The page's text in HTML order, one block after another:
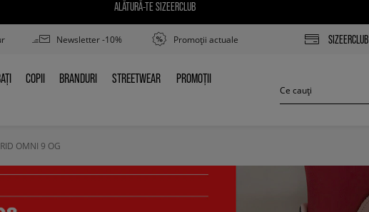
ALĂTURĂ-TE SIZEERCLUB
Newsletter -10% Promoții actuale SIZEERCLUB
COPII
COPII BRANDURI
BRANDURI STREETWEAR
STREETWEAR PROMOȚII
PROMOȚII
OMNI 9 OG